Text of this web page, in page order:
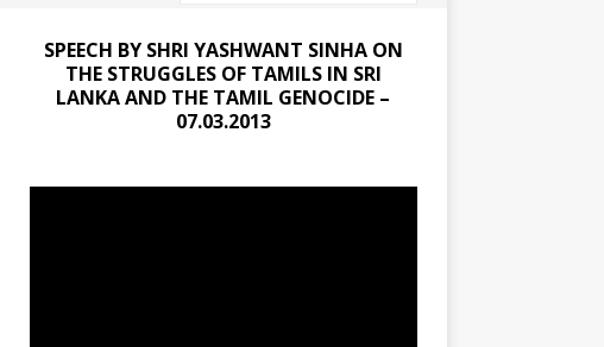
SPEECH BY SHRI YASHWANT SINHA ON
THE STRUGGLES OF TAMILS IN SRI
LANKA AND THE TAMIL GENOCIDE –
07.03.2013